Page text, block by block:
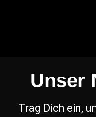
Unser
Trag Dich ein,